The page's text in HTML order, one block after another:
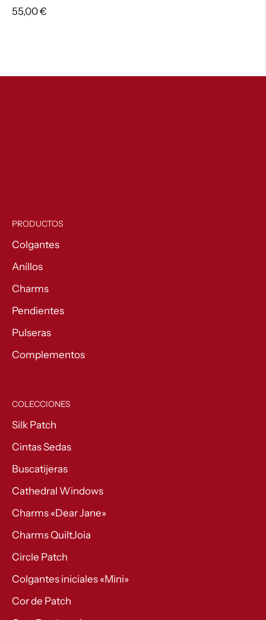
55,00€
PRODUCTOS
Colgantes
Anillos
Charms
Pendientes
Pulseras
Complementos
COLECCIONES
Silk Patch
Cintas Sedas
Buscatijeras
Cathedral Windows
Charms «Dear Jane»
Charms QuiltJoia
Circle Patch
Colgantes iniciales «Mini»
Cor de Patch